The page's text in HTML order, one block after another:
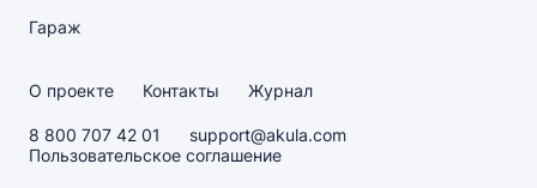
Гараж
О проекте Контакты Журнал
8 800 707 42 01
support@akula.com
Пользовательское соглашение